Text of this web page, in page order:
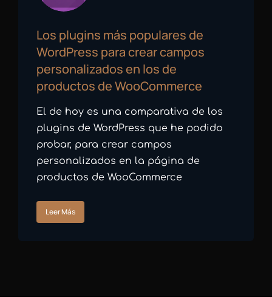
Los plugins más populares de
WordPress para crear campos
personalizados en los de
productos de WooCommerce
El de hoy es una comparativa de los
plugins de WordPress que he podido
probar, para crear campos
personalizados en la página de
productos de WooCommerce
Leer Más